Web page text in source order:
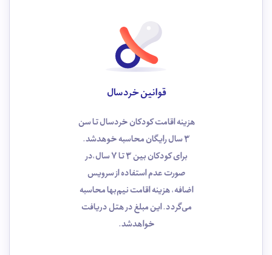
قوانین خردسال
هزینه اقامت کودکان خردسال تا سن
3 سال رایگان محاسبه خوهد‌شد.
برای کودکان بین 3 تا 7 سال،در
صورت عدم استفاده از سرویس
اضافه، هزینه اقامت نیم‌بها محاسبه
می‌گردد. این مبلغ در هتل دریافت
خواهدشد.